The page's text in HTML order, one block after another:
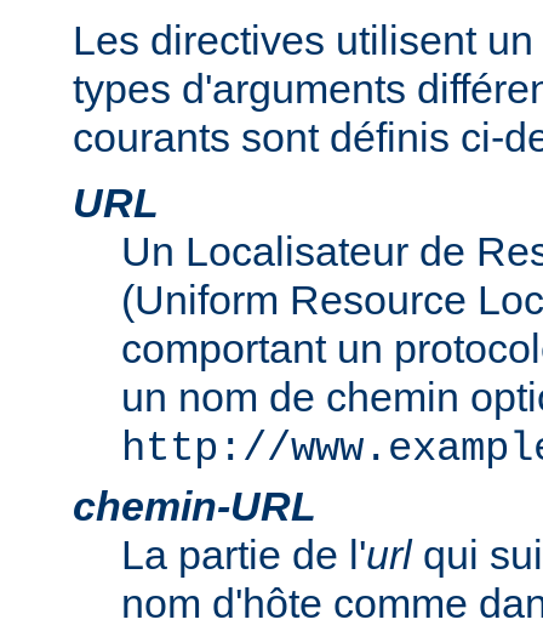
Les directives utilisent
types d'arguments
courants sont définis ci-
URL
Un Localisateur de
(Uniform Resource
comportant un
un nom de chemin
http://
chemin-URL
La partie de l'urlqui
nom d'hôte comme